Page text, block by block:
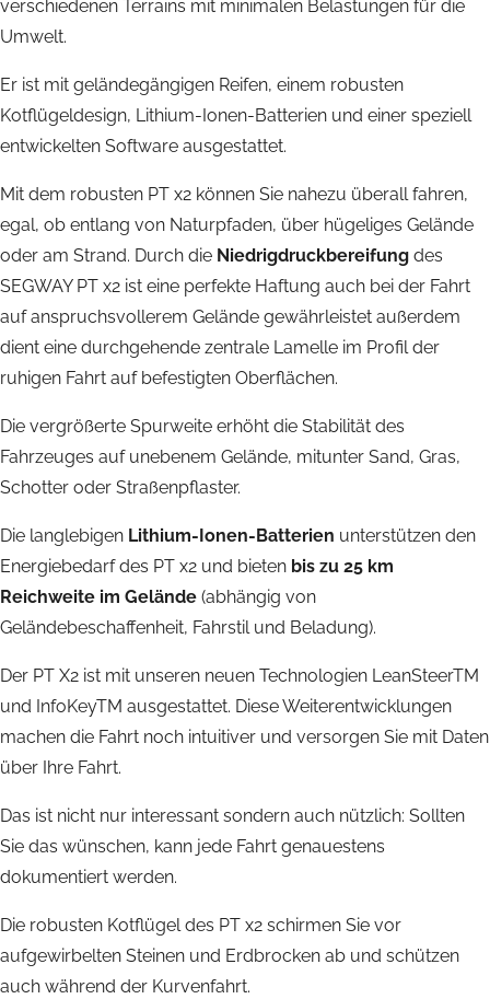
verschiedenen Terrains mit minimalen Belastungen für die
Umwelt.
Er ist mit geländegängigen Reifen, einem robusten
Kotflügeldesign, Lithium-Ionen-Batterien und einer speziell
entwickelten Software ausgestattet.
Mit dem robusten PT x2 können Sie nahezu überall fahren,
egal, ob entlang von Naturpfaden, über hügeliges Gelände
oder am Strand. Durch die Niedrigdruckbereifung des
SEGWAY PT x2 ist eine perfekte Haftung auch bei der Fahrt
auf anspruchsvollerem Gelände gewährleistet außerdem
dient eine durchgehende zentrale Lamelle im Profil der
ruhigen Fahrt auf befestigten Oberflächen.
Die vergrößerte Spurweite erhöht die Stabilität des
Fahrzeuges auf unebenem Gelände, mitunter Sand, Gras,
Schotter oder Straßenpflaster.
Die langlebigen Lithium-Ionen-Batterien unterstützen den
Energiebedarf des PT x2 und bieten bis zu 25 km
Reichweite im Gelände (abhängig von
Geländebeschaffenheit, Fahrstil und Beladung).
Der PT X2 ist mit unseren neuen Technologien LeanSteerTM
und InfoKeyTM ausgestattet. Diese Weiterentwicklungen
machen die Fahrt noch intuitiver und versorgen Sie mit Daten
über Ihre Fahrt.
Das ist nicht nur interessant sondern auch nützlich: Sollten
Sie das wünschen, kann jede Fahrt genauestens
dokumentiert werden.
Die robusten Kotflügel des PT x2 schirmen Sie vor
aufgewirbelten Steinen und Erdbrocken ab und schützen
auch während der Kurvenfahrt.